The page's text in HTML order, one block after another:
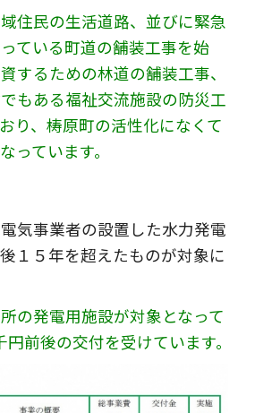
住民の生活道路、並びに緊急
ている町道の舗装工事を始
するための林道の舗装工事、
もある福祉交流施設の防災工
り、梼原町の活性化になくて
っています。
気事業者の設置した水力発電
１５年を超えたものが対象に
の発電用施設が対象となって
前後の交付を受けています。